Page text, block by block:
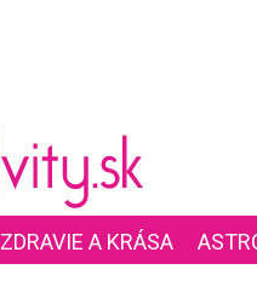
ZDRAVIE A KRÁSA